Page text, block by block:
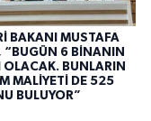
BAKANI MUSTAFA
“BUGÜN 6 BİNANIN
OLACAK. BUNLARIN
MALİYETİ DE 525
BULUYOR”